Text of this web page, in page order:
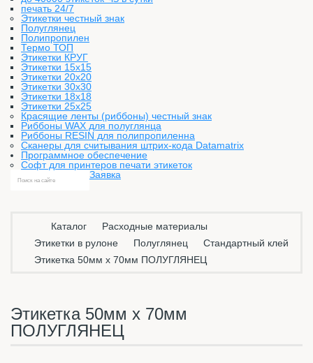
печать 24/7
Этикетки честный знак
Полуглянец
Полипропилен
Термо ТОП
Этикетки КРУГ
Этикетки 15х15
Этикетки 20х20
Этикетки 30х30
Этикетки 18х18
Этикетки 25х25
Красящие ленты (риббоны) честный знак
Риббоны WAX для полуглянца
Риббоны RESIN для полипропиленна
Сканеры для считывания штрих-кода Datamatrix
Программное обеспечение
Софт для принтеров печати этикеток
Заявка
Каталог
Расходные материалы
Этикетки в рулоне
Полуглянец
Стандартный клей
Этикетка 50мм х 70мм ПОЛУГЛЯНЕЦ
Этикетка 50мм х 70мм
ПОЛУГЛЯНЕЦ